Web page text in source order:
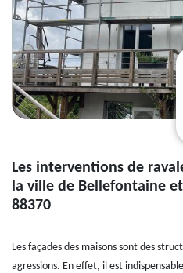
Les interventions de
la ville de Bellefontaine
88370
Les façades des maisons sont des
agressions. En effet, il est